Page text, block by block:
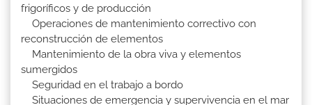
frigoríficos y de producción
Operaciones de mantenimiento correctivo con
reconstrucción de elementos
Mantenimiento de la obra viva y elementos
sumergidos
Seguridad en el trabajo a bordo
Situaciones de emergencia y supervivencia en el mar